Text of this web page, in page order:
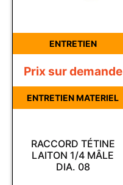
ENTRETIEN
RACCORD TÉTINE
LAITON 1/4 MÂLE
DIA. 08
Prix sur demande
ENTRETIEN MATERIEL